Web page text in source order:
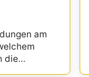
am
die